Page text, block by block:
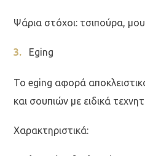
Ψάρια στόχοι: τσιπούρα,
Eging
Το eging αφορά
και σουπιών με ειδικά
Χαρακτηριστικά: